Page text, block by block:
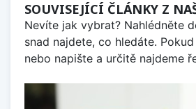
SOUVISEJÍCÍ ČLÁNKY Z
Nevíte jak vybrat? Nahlédněte
snad najdete, co hledáte.
nebo napište a určitě najdeme